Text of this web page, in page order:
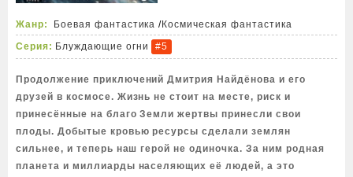
Жанр: Боевая фантастика /Космическая фантастика
Серия: Блуждающие огни #5
Продолжение приключений Дмитрия Найдёнова и его
друзей в космосе. Жизнь не стоит на месте, риск и
принесённые на благо Земли жертвы принесли свои
плоды. Добытые кровью ресурсы сделали землян
сильнее, и теперь наш герой не одиночка. За ним родная
планета и миллиарды населяющих её людей, а это